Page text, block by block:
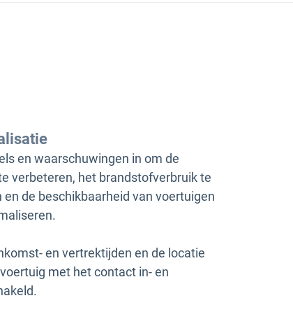
en waarschuwingen in om de
verbeteren, het brandstofverbruik te
en de beschikbaarheid van voertuigen
en vertrektijden en de locatie
met het contact in- en